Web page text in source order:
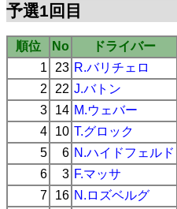
予選1回目
順位 No ドライバー
1
23 R.バリチェロ
2
22 J.バトン
3
14 M.ウェバー
4
10 T.グロック
5
6 N.ハイドフェルド
6
3 F.マッサ
7
16 N.ロズベルグ